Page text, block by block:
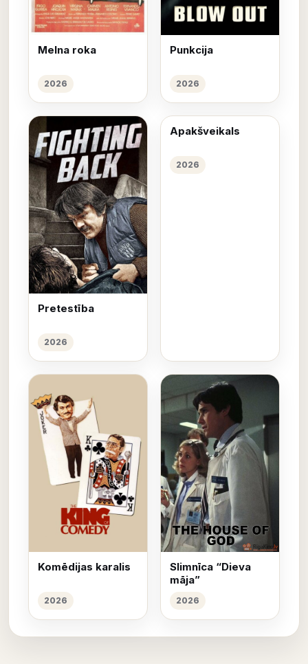
Melna roka
2026
Punkcija
2026
Pretestība
2026
Apakšveikals
2026
Komēdijas karalis
2026
Slimnīca “Dieva
māja”
2026